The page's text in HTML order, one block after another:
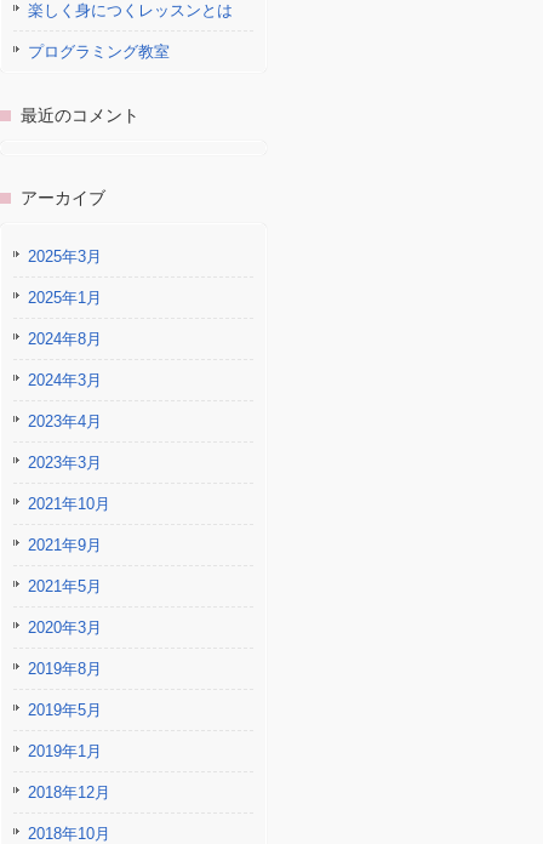
楽しく身につくレッスンとは
プログラミング教室
最近のコメント
アーカイブ
2025年3月
2025年1月
2024年8月
2024年3月
2023年4月
2023年3月
2021年10月
2021年9月
2021年5月
2020年3月
2019年8月
2019年5月
2019年1月
2018年12月
2018年10月